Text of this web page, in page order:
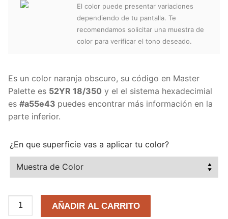
El color puede presentar variaciones
dependiendo de tu pantalla. Te
recomendamos solicitar una muestra de
color para verificar el tono deseado.
Es un color naranja obscuro, su código en Master
Palette es 52YR 18/350 y el el sistema hexadecimial
es #a55e43 puedes encontrar más información en la
parte inferior.
¿En que superficie vas a aplicar tu color?
Marrón
Ardilla
AÑADIR AL CARRITO